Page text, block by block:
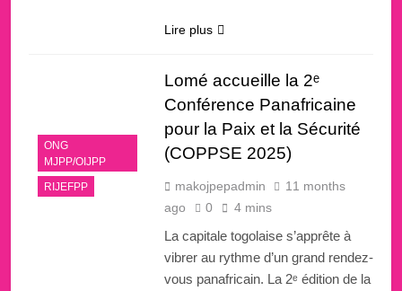
Lire plus
ONG
MJPP/OIJPP
RIJEFPP
Lomé accueille la 2ᵉ
Conférence Panafricaine
pour la Paix et la Sécurité
(COPPSE 2025)
makojpepadmin
11 months
ago
0 4 mins
La capitale togolaise s’apprête à
vibrer au rythme d’un grand rendez-
vous panafricain. La 2ᵉ édition de la